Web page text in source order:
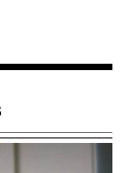
ตาแซนธินเพื่อ
สระ และ
กภายใน